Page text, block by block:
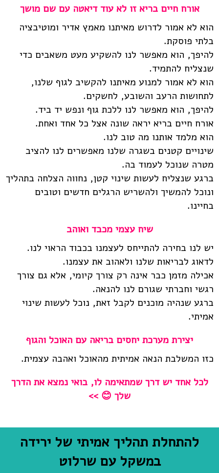
אורח חיים בריא זו לא עוד דיאטה עם שם מושך
הוא לא אמור לדרוש מאיתנו מאמץ אדיר ומוטיבציה
בלתי פוסקת.
להיפך, הוא מאפשר לנו להשקיע מעט משאבים כדי
שנצליח להתמיד.
הוא לא אמור למנוע מאיתנו להקשיב לגוף שלנו,
לתחושות הרעב והשובע, לחשקים.
להיפך, הוא מאפשר לנו ללכת גוף ונפש יד ביד.
אורח חיים בריא יראה שונה אצל כל אחד ואחת.
הוא מלמד אותנו מה טוב לנו.
שינויים קטנים בשגרה שלנו מאפשרים לנו להציב
מטרה שנוכל לעמוד בה.
ברגע שנצליח לעשות שינוי קטן, נחווה הצלחה בתהליך
ונוכל להמשיך ולהשריש הרגלים חדשים וטובים
בחיינו.
שיח עצמי מכבד ואוהב
יש לנו בחירה להתייחס לעצמנו בכבוד הראוי לנו.
לדאוג לבריאות שלנו ולאהוב את עצמנו.
אכילה מזמן כבר אינה רק צורך קיומי, אלא גם צורך
רגשי וחברתי שגורם לנו להנאה.
ברגע שנהיה מוכנים לקבל זאת, נוכל לעשות שינוי
אמיתי.
יצירת מערכת יחסים בריאה עם האוכל והגוף
כזו המשלבת הנאה אמיתית מהאוכל ואהבה עצמית.
לכל אחד יש דרך שמתאימה לו, בואי נמצא את הדרך
שלך 😊 >>
להתחלת תהליך אמיתי של ירידה
במשקל עם שרלוט